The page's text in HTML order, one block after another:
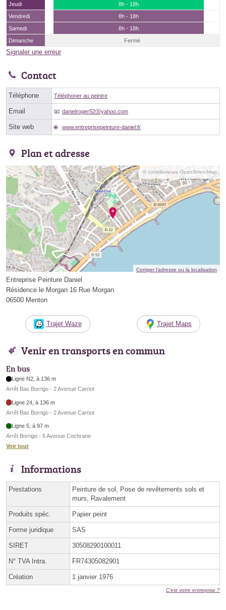
Jeudi
8h - 18h
Vendredi
8h - 18h
Samedi
8h - 18h
Dimanche
Fermé
Signaler une erreur
Contact
Téléphone Téléphoner au peintre
Email danielroger52ⓐyahoo.com
Site web www.entreprisepeinture-daniel.fr
Plan et adresse
© contributeurs OpenStreetMap
Corriger l’adresse ou la localisation
Entreprise Peinture Daniel
Résidence le Morgan 16 Rue Morgan
06500 Menton
Trajet Waze Trajet Maps
Venir en transports en commun
En bus
Ligne N2, à 136 m
Arrêt Bas Borrigo - 2 Avenue Carnot
Ligne 24, à 136 m
Arrêt Bas Borrigo - 2 Avenue Carnot
Ligne 5, à 97 m
Arrêt Borrigo - 6 Avenue Cochrane
Voir tout
Informations
Prestations
Peinture de sol, Pose de revêtements sols et
murs, Ravalement
Produits spéc. Papier peint
Forme juridique SAS
SIRET 30508290100011
N° TVA Intra. FR74305082901
Création 1 janvier 1976
C'est votre entreprise ?